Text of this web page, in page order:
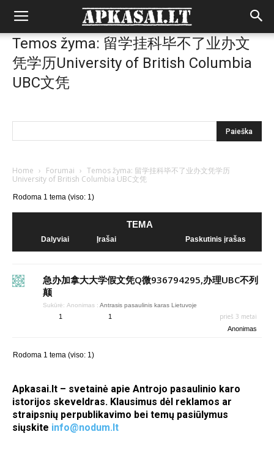
Temos žyma: 留学挂科毕不了业办文
凭学历University of British Columbia
UBC文凭
Home › Forumai › Temos žyma: 留学挂科毕不了业办文凭学历
University of British Columbia UBC文凭
Rodoma 1 tema (viso: 1)
TEMA
Dalyviai Įrašai Paskutinis įrašas
急办加拿大大学假文凭Q微936794295,办理UBC不列
颠
Sukūrė: Anonimas : Antrasis pasaulinis karas Lietuvoje
1 1 prieš 3 metai
Anonimas
Rodoma 1 tema (viso: 1)
Apkasai.lt – svetainė apie Antrojo pasaulinio karo
istorijos skeveldras. Klausimus dėl reklamos ar
straipsnių perpublikavimo bei temų pasiūlymus
siųskite info@nodum.lt